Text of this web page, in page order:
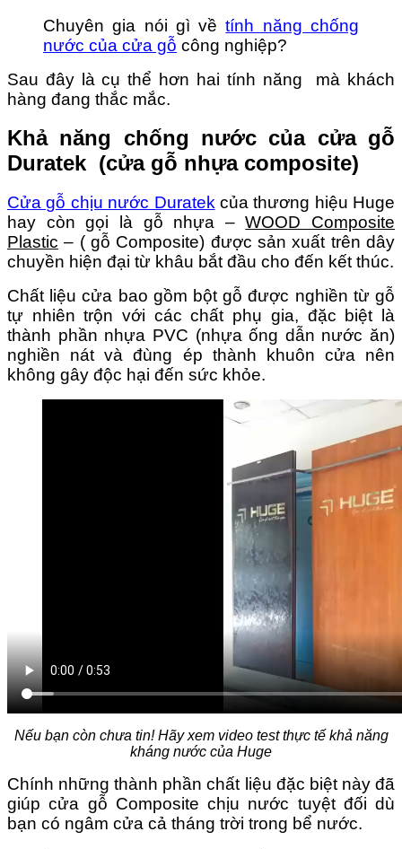
Chuyên gia nói gì vềtính năng chống
nước của cửa gỗ công nghiệp?
Sau đây là cụ thể hơn hai tính năng mà khách
hàng đang thắc mắc.
Khả năng chống nước của cửa gỗ
Duratek (cửa gỗ nhựa composite)
Cửa gỗ chịu nước Duratek của thương hiệu Huge
hay còn gọi là gỗ nhựa –WOOD Composite
Plastic – ( gỗ Composite) được sản xuất trên dây
chuyền hiện đại từ khâu bắt đầu cho đến kết thúc.
Chất liệu cửa bao gồm bột gỗ được nghiền từ gỗ
tự nhiên trộn với các chất phụ gia, đặc biệt là
thành phần nhựa PVC (nhựa ống dẫn nước ăn)
nghiền nát và đùng ép thành khuôn cửa nên
không gây độc hại đến sức khỏe.
Nếu bạn còn chưa tin! Hãy xem video test thực tế khả năng
kháng nước của Huge
Chính những thành phần chất liệu đặc biệt này đã
giúp cửa gỗ Composite chịu nước tuyệt đối dù
bạn có ngâm cửa cả tháng trời trong bể nước.